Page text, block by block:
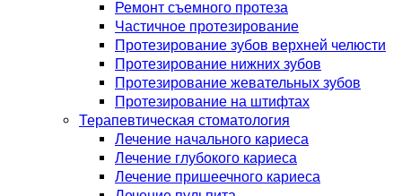
Ремонт съемного протеза
Частичное протезирование
Протезирование зубов верхней челюсти
Протезирование нижних зубов
Протезирование жевательных зубов
Протезирование на штифтах
Терапевтическая стоматология
Лечение начального кариеса
Лечение глубокого кариеса
Лечение пришеечного кариеса